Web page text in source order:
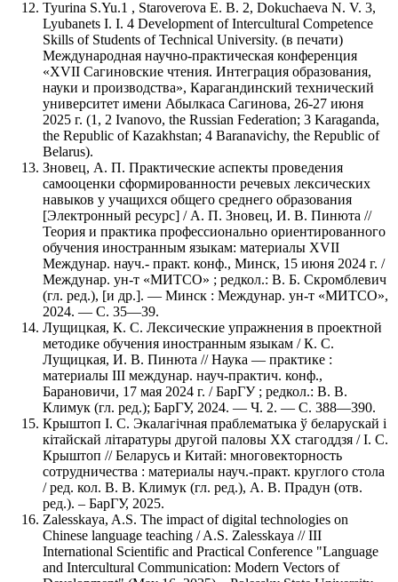
Tyurina S.Yu.1 , Staroverova E. B. 2, Dokuchaeva N. V. 3,
Lyubanets I. I. 4 Development of Intercultural Competence
Skills оf Students оf Technical University. (в печати)
Международная научно-практическая конференция
«XVII Сагиновские чтения. Интеграция образования,
науки и производства», Карагандинский технический
университет имени Абылкаса Сагинова, 26-27 июня
2025 г. (1, 2 Ivanovo, the Russian Federation; 3 Karaganda,
the Republic of Kazakhstan; 4 Baranavichy, the Republic of
Belarus).
Зновец, А. П. Практические аспекты проведения
самооценки сформированности речевых лексических
навыков у учащихся общего среднего образования
[Электронный ресурс] / А. П. Зновец, И. В. Пинюта //
Теория и практика профессионально ориентированного
обучения иностранным языкам: материалы XVII
Междунар. науч.- практ. конф., Минск, 15 июня 2024 г. /
Междунар. ун-т «МИТСО» ; редкол.: В. Б. Скромблевич
(гл. ред.), [и др.]. — Минск : Междунар. ун-т «МИТСО»,
2024. — С. 35—39.
Лущицкая, К. С. Лексические упражнения в проектной
методике обучения иностранным языкам / К. С.
Лущицкая, И. В. Пинюта // Наука — практике :
материалы III междунар. науч-практич. конф.,
Барановичи, 17 мая 2024 г. / БарГУ ; редкол.: В. В.
Климук (гл. ред.); БарГУ, 2024. — Ч. 2. — С. 388—390.
Крыштоп І. С. Экалагічная праблематыка ў беларускай і
кітайскай літаратуры другой паловы ХХ стагоддзя / І. С.
Крыштоп // Беларусь и Китай: многовекторность
сотрудничества : материалы науч.-практ. круглого стола
/ ред. кол. В. В. Климук (гл. ред.), А. В. Прадун (отв.
ред.). – БарГУ, 2025.
Zalesskaya, A.S. The impact of digital technologies on
Chinese language teaching / A.S. Zalesskaya // III
International Scientific and Practical Conference "Language
and Intercultural Communication: Modern Vectors of